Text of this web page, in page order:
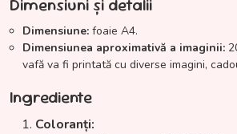
Dimensiuni și detalii
Dimensiune: foaie A4.
Dimensiunea aproximativă a imaginii:
vafă va fi printată cu diverse imagini,
Ingrediente
Coloranți: